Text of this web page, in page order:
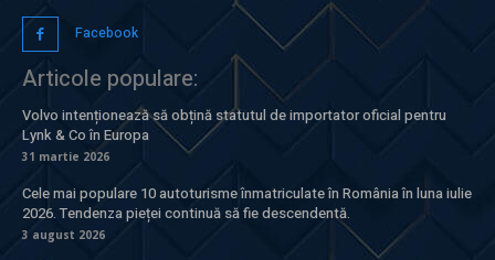
Facebook
Articole populare:
Volvo intenționează să obțină statutul de importator oficial pentru
Lynk & Co în Europa
31 martie 2026
Cele mai populare 10 autoturisme înmatriculate în România în luna iulie
2026. Tendenza pieței continuă să fie descendentă.
3 august 2026